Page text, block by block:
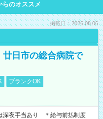
のオススメ
掲載日：2026.08.06
廿日市の総合病院で
ブランクOK
夜手当あり ＊給与前払制度